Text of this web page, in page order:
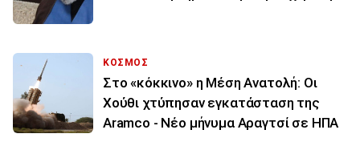
ΚΟΣΜΟΣ
Στο «κόκκινο» η Μέση Ανατολή: Οι
Χούθι χτύπησαν εγκατάσταση της
Aramco - Νέο μήνυμα Αραγτσί σε ΗΠΑ